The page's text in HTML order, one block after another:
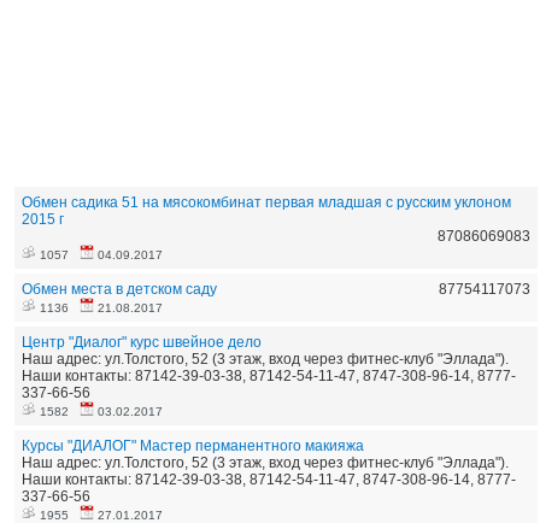
Обмен садика 51 на мясокомбинат первая младшая с русским уклоном
2015 г
87086069083
1057 04.09.2017
Обмен места в детском саду 87754117073
1136 21.08.2017
Центр "Диалог" курс швейное дело
Наш адрес: ул.Толстого, 52 (3 этаж, вход через фитнес-клуб "Эллада").
Наши контакты: 87142-39-03-38, 87142-54-11-47, 8747-308-96-14, 8777-
337-66-56
1582 03.02.2017
Курсы "ДИАЛОГ" Мастер перманентного макияжа
Наш адрес: ул.Толстого, 52 (3 этаж, вход через фитнес-клуб "Эллада").
Наши контакты: 87142-39-03-38, 87142-54-11-47, 8747-308-96-14, 8777-
337-66-56
1955 27.01.2017